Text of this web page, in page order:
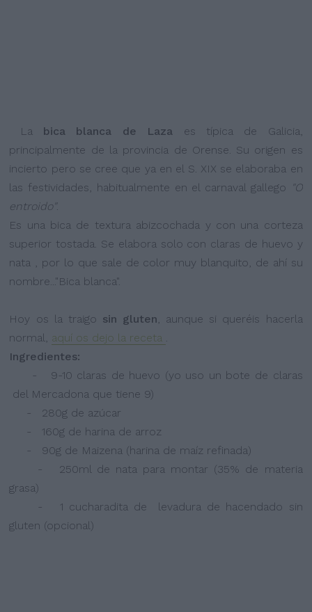
La bica blanca de Laza es típica de Galicia,
principalmente de la provincia de Orense. Su origen es
incierto pero se cree que ya en el S. XIX se elaboraba en
las festividades, habitualmente en el carnaval gallego "O
entroido".
Es una bica de textura abizcochada y con una corteza
superior tostada. Se elabora solo con claras de huevo y
nata , por lo que sale de color muy blanquito, de ahí su
nombre..."Bica blanca".
Hoy os la traigo sin gluten, aunque si queréis hacerla
normal, aquí os dejo la receta .
Ingredientes:
- 9-10 claras de huevo (yo uso un bote de claras
del Mercadona que tiene 9)
- 280g de azúcar
- 160g de harina de arroz
- 90g de Maizena (harina de maíz refinada)
- 250ml de nata para montar (35% de materia
grasa)
- 1 cucharadita de levadura de hacendado sin
gluten (opcional)